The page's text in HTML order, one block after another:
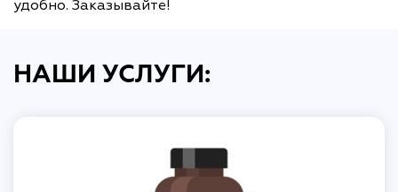
удобно. Заказывайте!
НАШИ УСЛУГИ: